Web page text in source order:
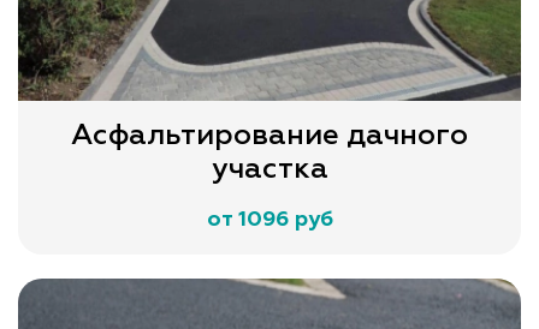
Асфальтирование дачного
участка
от 1096 руб